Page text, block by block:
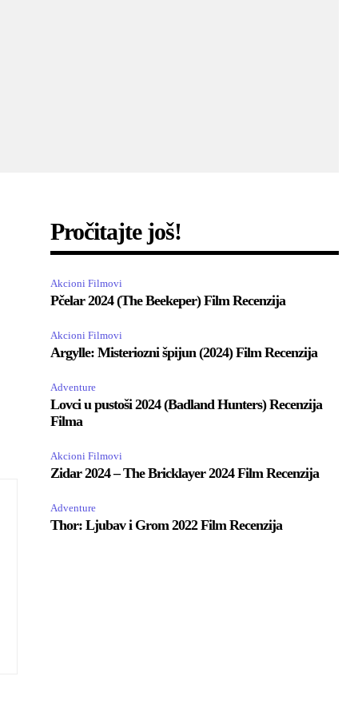
Pročitajte još!
Akcioni Filmovi
Pčelar 2024 (The Beekeper) Film Recenzija
Akcioni Filmovi
Argylle: Misteriozni špijun (2024) Film Recenzija
Adventure
Lovci u pustoši 2024 (Badland Hunters) Recenzija
Filma
Akcioni Filmovi
Zidar 2024 – The Bricklayer 2024 Film Recenzija
Adventure
Thor: Ljubav i Grom 2022 Film Recenzija